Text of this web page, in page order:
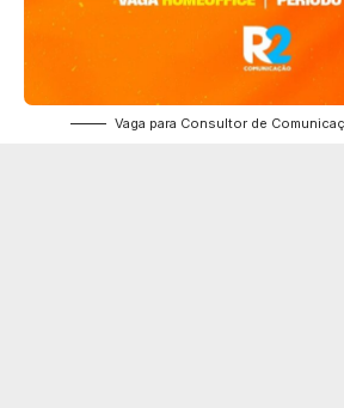
Vaga para Consultor de